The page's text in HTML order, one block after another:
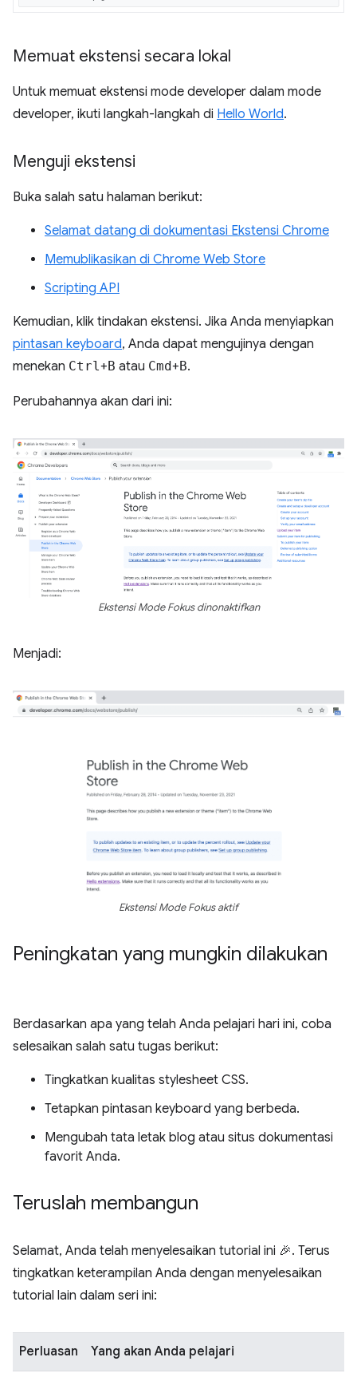
Memuat ekstensi secara lokal
Untuk memuat ekstensi mode developer dalam mode
developer, ikuti langkah-langkah di Hello World.
Menguji ekstensi
Buka salah satu halaman berikut:
Selamat datang di dokumentasi Ekstensi Chrome
Memublikasikan di Chrome Web Store
Scripting API
Kemudian, klik tindakan ekstensi. Jika Anda menyiapkan
pintasan keyboard, Anda dapat mengujinya dengan
menekan Ctrl +B atau Cmd+B.
Perubahannya akan dari ini:
Ekstensi Mode Fokus dinonaktifkan
Menjadi:
Ekstensi Mode Fokus aktif
Peningkatan yang mungkin dilakukan
Berdasarkan apa yang telah Anda pelajari hari ini, coba
selesaikan salah satu tugas berikut:
Tingkatkan kualitas stylesheet CSS.
Tetapkan pintasan keyboard yang berbeda.
Mengubah tata letak blog atau situs dokumentasi
favorit Anda.
Teruslah membangun
Selamat, Anda telah menyelesaikan tutorial ini 🎉. Terus
tingkatkan keterampilan Anda dengan menyelesaikan
tutorial lain dalam seri ini:
Perluasan Yang akan Anda pelajari